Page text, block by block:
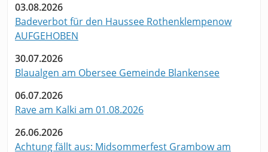
03.08.2026
Badeverbot für den Haussee Rothenklempenow
AUFGEHOBEN
30.07.2026
Blaualgen am Obersee Gemeinde Blankensee
06.07.2026
Rave am Kalki am 01.08.2026
26.06.2026
Achtung fällt aus: Midsommerfest Grambow am